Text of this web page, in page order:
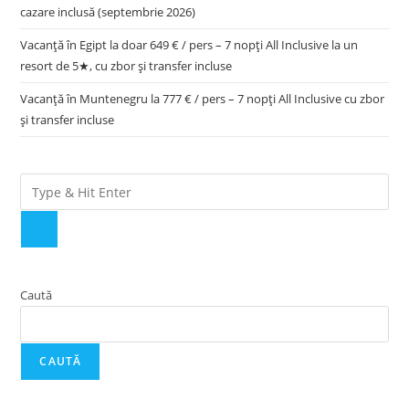
cazare inclusă (septembrie 2026)
Vacanță în Egipt la doar 649 € / pers – 7 nopți All Inclusive la un
resort de 5★, cu zbor și transfer incluse
Vacanță în Muntenegru la 777 € / pers – 7 nopți All Inclusive cu zbor
și transfer incluse
Caută
CAUTĂ